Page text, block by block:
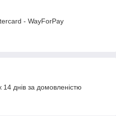
- WayForPay
днів за домовленістю